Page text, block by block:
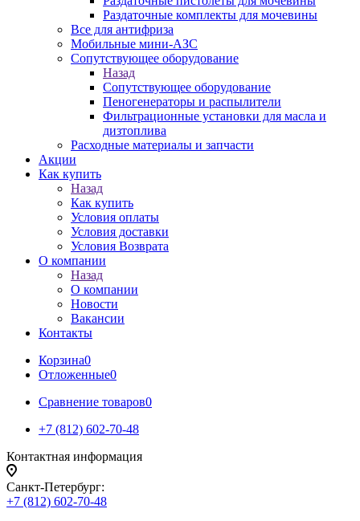
Раздаточные комплекты для мочевины
Все для антифриза
Мобильные мини-АЗС
Сопутствующее оборудование
Назад
Сопутствующее оборудование
Пеногенераторы и распылители
Фильтрационные установки для масла и
дизтоплива
Расходные материалы и запчасти
Акции
Как купить
Назад
Как купить
Условия оплаты
Условия доставки
Условия Возврата
О компании
Назад
О компании
Новости
Вакансии
Контакты
Корзина0
Отложенные0
Сравнение товаров0
+7 (812) 602-70-48
Контактная информация
Санкт-Петербург:
+7 (812) 602-70-48